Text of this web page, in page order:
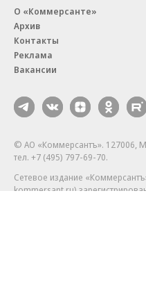
О «Коммерсанте»
Архив
Контакты
Реклама
Вакансии
© АО «Коммерсантъ». 127006,
тел. +7 (495) 797-69-70.
Сетевое издание
kommersant.ru)